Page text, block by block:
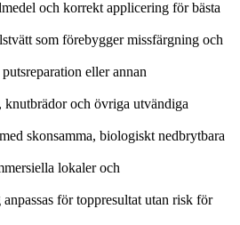
och korrekt applicering för bästa
som förebygger missfärgning och
eller annan
och övriga utvändiga
skonsamma, biologiskt nedbrytbara
lokaler och
för toppresultat utan risk för